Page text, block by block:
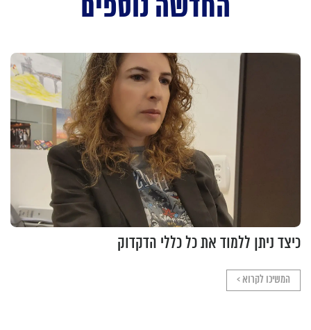
החדשה נוספים
כיצד ניתן ללמוד את כל כללי הדקדוק
המשיכו לקרוא >